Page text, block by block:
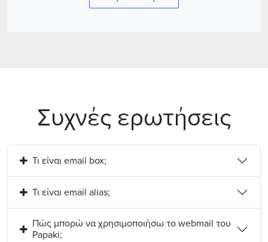
Συχνές ερωτήσεις
Τι είναι email box;
Τι είναι email alias;
Πώς μπορώ να χρησιμοποιήσω το webmail του
Papaki;